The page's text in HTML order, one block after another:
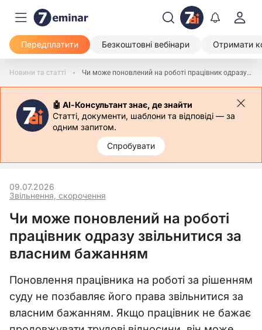
Передплатити Безкоштовні вебінари Отримати
Новини та статті Чи може поновлений на роботі працівник одразу звільнитися за власним бажанням
🤖 АІ-Консультант знає, де знайти
Статті, документи, шаблони та відповіді — за
одним запитом.
Спробувати
Звільнення, скорочення
09.07.2026
Чи може поновлений на роботі
працівник одразу звільнитися за
власним бажанням
Поновлення працівника на роботі за рішенням
суду не позбавляє його права звільнитися за
власним бажанням. Якщо працівник не бажає